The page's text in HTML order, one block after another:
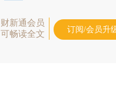
财新通会员
可畅读全文
订阅/会员升